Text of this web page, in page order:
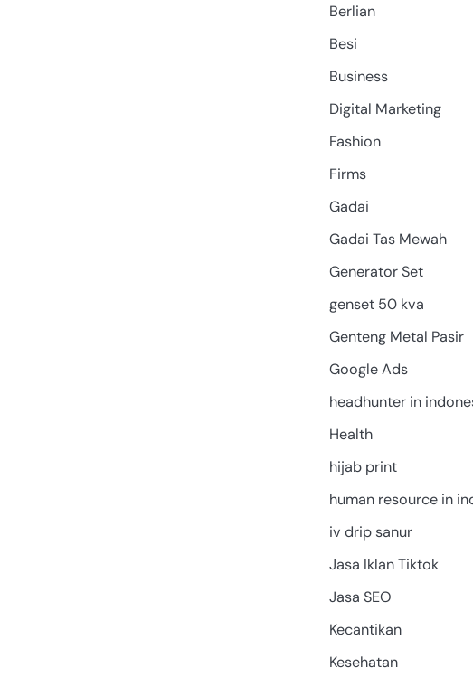
Berlian
Besi
Business
Digital Marketing
Fashion
Firms
Gadai
Gadai Tas Mewah
Generator Set
genset 50 kva
Genteng Metal Pasir
Google Ads
headhunter in
Health
hijab print
human resource in
iv drip sanur
Jasa Iklan Tiktok
Jasa SEO
Kecantikan
Kesehatan